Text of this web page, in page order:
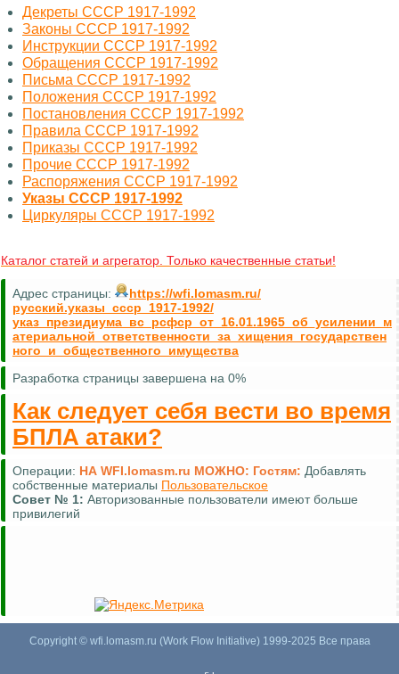
Декреты СССР 1917-1992
Законы СССР 1917-1992
Инструкции СССР 1917-1992
Обращения СССР 1917-1992
Письма СССР 1917-1992
Положения СССР 1917-1992
Постановления СССР 1917-1992
Правила СССР 1917-1992
Приказы СССР 1917-1992
Прочие СССР 1917-1992
Распоряжения СССР 1917-1992
Указы СССР 1917-1992
Циркуляры СССР 1917-1992
Каталог статей и агрегатор. Только качественные статьи!
Адрес страницы:
https://wfi.lomasm.ru/
русский.указы_ссср_1917-1992/
указ_президиума_вс_рсфср_от_16.01.1965_об_усилении_м
атериальной_ответственности_за_хищения_государствен
ного_и_общественного_имущества
Разработка страницы завершена на 0%
Как следует себя вести во время
БПЛА атаки?
Операции: НА WFI.lomasm.ru МОЖНО: Гостям: Добавлять
собственные материалы Пользовательское
Совет № 1: Авторизованные пользователи имеют больше
привилегий
Copyright © wfi.lomasm.ru (Work Flow Initiative) 1999-2025 Все права